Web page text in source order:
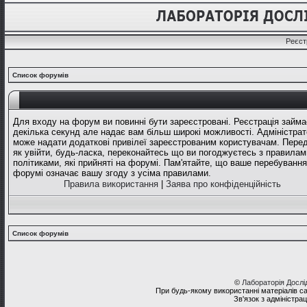
Список форумів
Для входу на форум ви повинні бути зареєстровані. Реєстрація
декілька секунд але надає вам більш широкі можливості.
може надати додаткові привілеї зареєстрованим користувачам.
як увійти, будь-ласка, переконайтесь що ви погоджуєтесь з
політиками, які прийняті на форумі. Пам'ятайте, що ваше
форумі означає вашу згоду з усіма правилами.
Правила використання
Заява про конфіденційність
Список форумів
© Лабораторія
При будь-якому використанні матеріалів
Зв'язок з